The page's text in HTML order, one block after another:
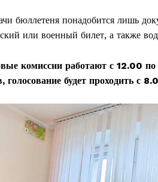
бюллетеня понадобится лишь
или военный билет, а также
комиссии работают с 12.00
голосование будет проходить с